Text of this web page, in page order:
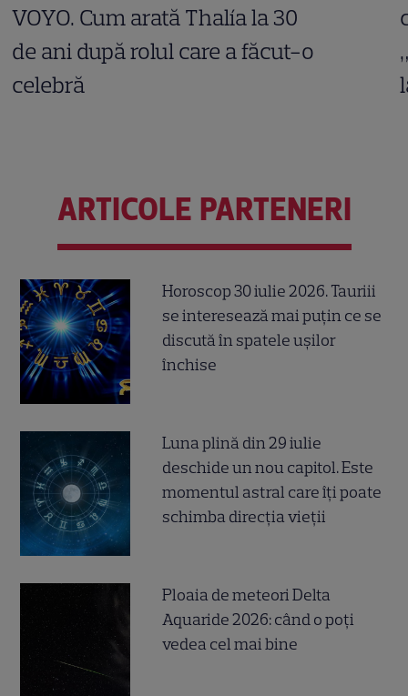
VOYO. Cum arată Thalía la 30
de ani după rolul care a făcut-o
celebră
ARTICOLE PARTENERI
Horoscop 30 iulie 2026. Tauriii
se interesează mai puțin ce se
discută în spatele ușilor
închise
Luna plină din 29 iulie
deschide un nou capitol. Este
momentul astral care îți poate
schimba direcția vieții
Ploaia de meteori Delta
Aquaride 2026: când o poți
vedea cel mai bine